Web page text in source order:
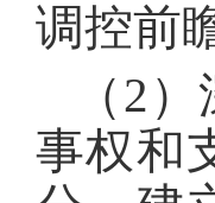
调控前
（2
事权和